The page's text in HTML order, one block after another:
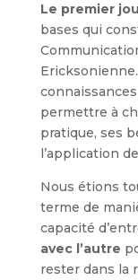
Le premier
bases qui
permettre à
pratique, ses
l’application
Nous étions
terme de
capacité
avec l’autre
rester dans la